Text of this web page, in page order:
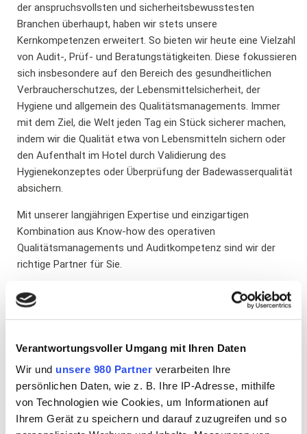
Verantwortungsvoller Umgang mit Ihren Daten
Wir und unsere 980 Partner verarbeiten Ihre
persönlichen Daten, wie z. B. Ihre IP-Adresse, mithilfe
von Technologien wie Cookies, um Informationen auf
Ihrem Gerät zu speichern und darauf zuzugreifen und so
der anspruchsvollsten und sicherheitsbewusstesten
Branchen überhaupt, haben wir stets unsere
Kernkompetenzen erweitert. So bieten wir heute eine Vielzahl
von Audit-, Prüf- und Beratungstätigkeiten. Diese fokussieren
sich insbesondere auf den Bereich des gesundheitlichen
Verbraucherschutzes, der Lebensmittelsicherheit, der
Hygiene und allgemein des Qualitätsmanagements. Immer
mit dem Ziel, die Welt jeden Tag ein Stück sicherer machen,
indem wir die Qualität etwa von Lebensmitteln sichern oder
den Aufenthalt im Hotel durch Validierung des
Hygienekonzeptes oder Überprüfung der Badewasserqualität
absichern.
Mit unserer langjährigen Expertise und einzigartigen
Kombination aus Know-how des operativen
Qualitätsmanagements und Auditkompetenz sind wir der
richtige Partner für Sie.
Kompetenzbereiche
HACCP
HACCP ist in unserer DNA. Das Grundprinzip des HACCP war